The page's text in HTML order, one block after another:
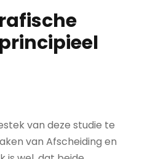
van deze studie te
van Afscheiding en